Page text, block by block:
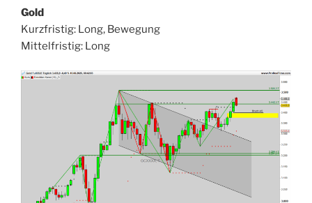
Gold
Kurzfristig: Long, Bewegung
Mittelfristig: Long